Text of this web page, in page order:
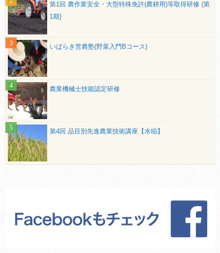
第1回 農作業安全・大型特殊免許(農耕用)等取得研修 (第
1期)
いばらき営農塾(野菜入門Bコース)
農業機械士技能認定研修
第4回 品目別先進農業技術講座【水稲】